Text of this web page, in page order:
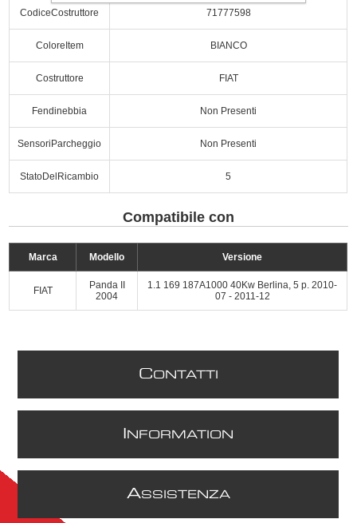
CodiceCostruttore 71777598
ColoreItem BIANCO
Costruttore FIAT
Fendinebbia Non Presenti
SensoriParcheggio Non Presenti
StatoDelRicambio 5
Compatibile con
Marca Modello Versione
FIAT
Panda II
2004
1.1 169 187A1000 40Kw Berlina, 5 p. 2010-
07 - 2011-12
CONTATTI
NFORMATION
ASSISTENZA